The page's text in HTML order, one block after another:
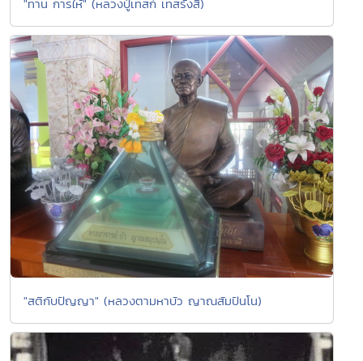
"ทาน การให้" (หลวงปู่เทสก์ เทสรังสี)
"สติกับปัญญา" (หลวงตามหาบัว ญาณสัมปันโน)